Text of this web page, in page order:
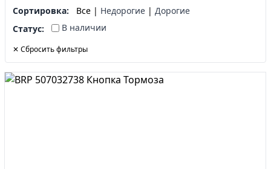
Сортировка:
Все | Недорогие | Дорогие
Статус:
В наличии
✕ Сбросить фильтры